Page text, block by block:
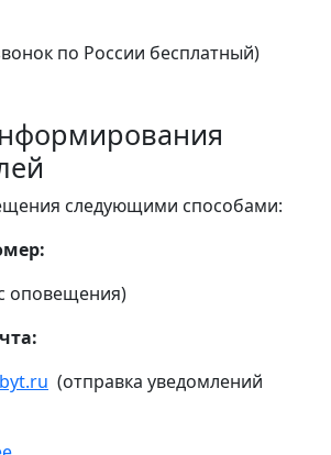
по России бесплатный)
следующими способами:
оповещения)
(отправка уведомлений